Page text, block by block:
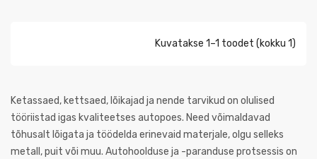
Kuvatakse 1–1 toodet (kokku 1)
Ketassaed, kettsaed, lõikajad ja nende tarvikud on olulised
tööriistad igas kvaliteetses autopoes. Need võimaldavad
tõhusalt lõigata ja töödelda erinevaid materjale, olgu selleks
metall, puit või muu. Autohoolduse ja -paranduse protsessis on